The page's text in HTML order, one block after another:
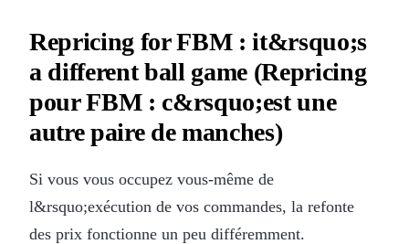
Repricing for FBM : it&rsquo;s
a different ball game (Repricing
pour FBM : c&rsquo;est une
autre paire de manches)
Si vous vous occupez vous-même de
l&rsquo;exécution de vos commandes, la refonte
des prix fonctionne un peu différemment.